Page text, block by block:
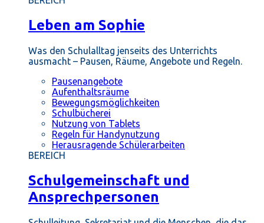
Leben am Sophie
Was den Schulalltag jenseits des Unterrichts
ausmacht – Pausen, Räume, Angebote und Regeln.
Pausenangebote
Aufenthaltsräume
Bewegungsmöglichkeiten
Schulbücherei
Nutzung von Tablets
Regeln für Handynutzung
Herausragende Schülerarbeiten
BEREICH
Schulgemeinschaft und
Ansprechpersonen